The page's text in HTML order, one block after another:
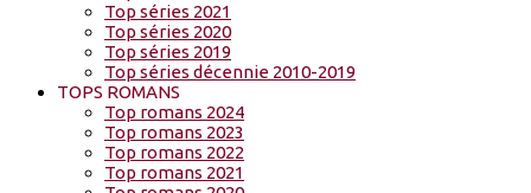
Top séries 2021
Top séries 2020
Top séries 2019
Top séries décennie 2010-2019
TOPS ROMANS
Top romans 2024
Top romans 2023
Top romans 2022
Top romans 2021